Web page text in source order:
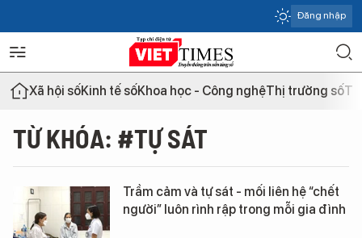
Đăng nhập
Xã hội sốKinh tế sốKhoa học - Công nghệThị trường số
TỪ KHÓA: #TỰ SÁT
Trầm cảm và tự sát - mối liên hệ “chết
người” luôn rình rập trong mỗi gia đình